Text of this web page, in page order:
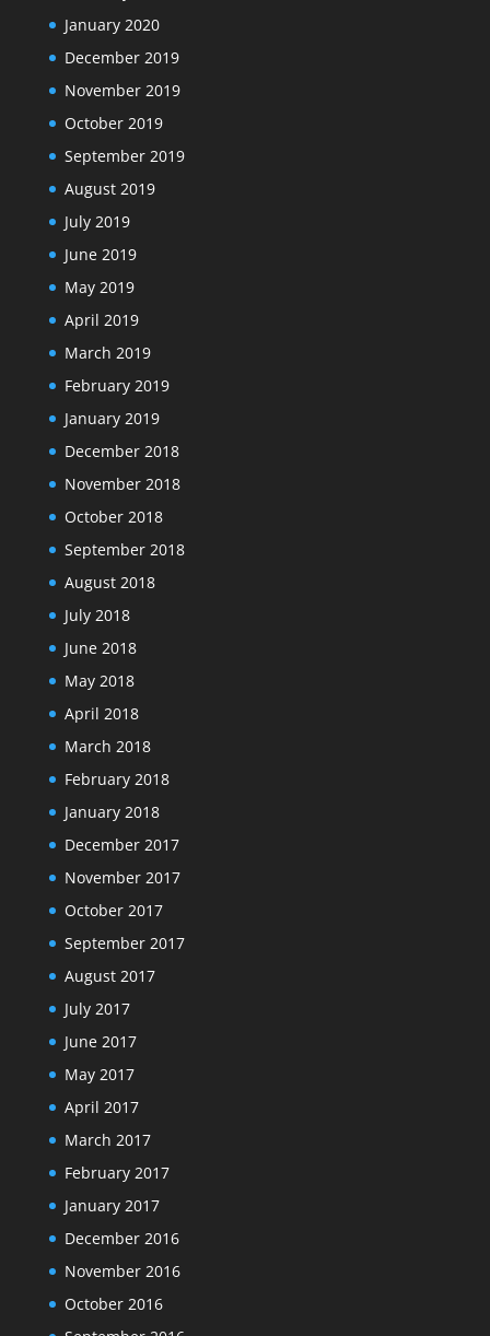
January 2020
December 2019
November 2019
October 2019
September 2019
August 2019
July 2019
June 2019
May 2019
April 2019
March 2019
February 2019
January 2019
December 2018
November 2018
October 2018
September 2018
August 2018
July 2018
June 2018
May 2018
April 2018
March 2018
February 2018
January 2018
December 2017
November 2017
October 2017
September 2017
August 2017
July 2017
June 2017
May 2017
April 2017
March 2017
February 2017
January 2017
December 2016
November 2016
October 2016